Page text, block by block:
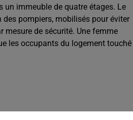
un immeuble de quatre étages. Le
pompiers, mobilisés pour éviter
mesure de sécurité. Une femme
les occupants du logement touché